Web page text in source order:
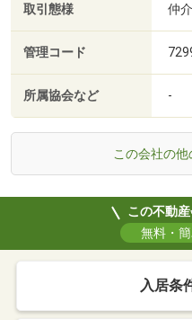
取引態様 仲介
管理コード
所属協会など -
この会社の他
この不動
無料・
入居条